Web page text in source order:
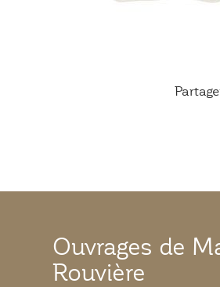
Ouvrages de
Rouvière